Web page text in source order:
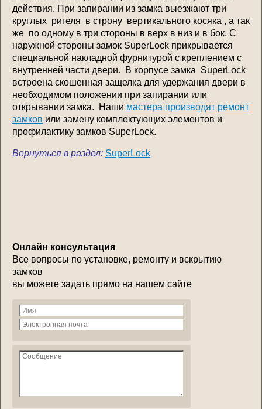
действия. При запирании из замка выезжают три
круглых ригеля в строну вертикального косяка , а так
же по одному в три стороны в верх в низ и в бок. С
наружной стороны замок SuperLock прикрывается
специальной накладной фурнитурой с креплением с
внутренней части двери. В корпусе замка SuperLock
встроена скошенная защелка для удержания двери в
необходимом положении при запирании или
открывании замка. Наши мастера производят ремонт
замков или замену комплектующих элементов и
профилактику замков SuperLock.
Вернуться в раздел: SuperLock
Онлайн консультация
Все вопросы по установке, ремонту и вскрытию
замков
вы можете задать прямо на нашем сайте